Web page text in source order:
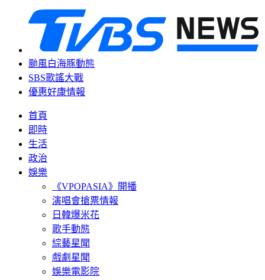
颱風白海豚動態
SBS歌謠大戰
優惠好康情報
首頁
即時
生活
政治
娛樂
《VPOPASIA》開播
演唱會搶票情報
日韓爆米花
歌手動態
綜藝星聞
戲劇星聞
娛樂電影院